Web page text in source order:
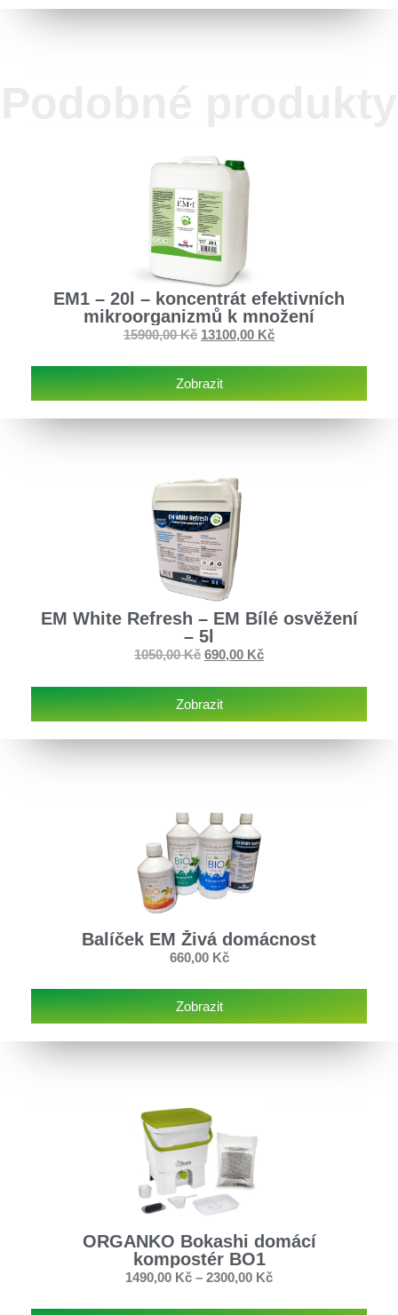
EM1 – 20l – koncentrát efektivních
mikroorganizmů k množení
15900,00Kč 13100,00 Kč
Zobrazit
EM White Refresh – EM Bílé osvěžení
– 5l
1050,00Kč 690,00 Kč
Zobrazit
Balíček EM Živá domácnost
660,00 Kč
Zobrazit
ORGANKO Bokashi domácí
kompostér BO1
1490,00 Kč – 2300,00 Kč